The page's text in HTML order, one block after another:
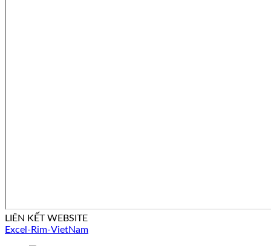
LIÊN KẾT WEBSITE
Excel-Rim-VietNam